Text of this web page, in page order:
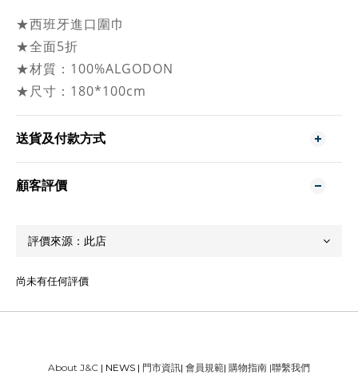
★西班牙進口圍巾
★全面5折
★材質：100%ALGODON
★尺寸：180*100cm
送貨及付款方式
顧客評價
尚未有任何評價
About J&C | NEWS | 門市資訊| 會員規範| 購物指南 |聯繫我們